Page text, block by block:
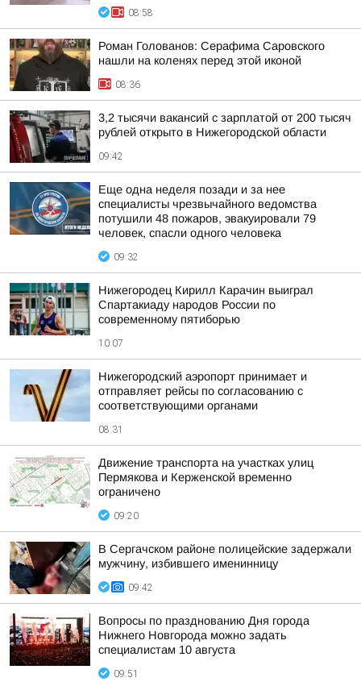
08:58
Роман Голованов: Серафима Саровского
нашли на коленях перед этой иконой
08:36
3,2 тысячи вакансий с зарплатой от 200 тысяч
рублей открыто в Нижегородской области
09:42
Еще одна неделя позади и за нее
специалисты чрезвычайного ведомства
потушили 48 пожаров, эвакуировали 79
человек, спасли одного человека
09:32
Нижегородец Кирилл Карачин выиграл
Спартакиаду народов России по
современному пятиборью
10:07
Нижегородский аэропорт принимает и
отправляет рейсы по согласованию с
соответствующими органами
08:31
Движение транспорта на участках улиц
Пермякова и Керженской временно
ограничено
09:20
В Сергачском районе полицейские задержали
мужчину, избившего именинницу
09:42
Вопросы по празднованию Дня города
Нижнего Новгорода можно задать
специалистам 10 августа
09:51